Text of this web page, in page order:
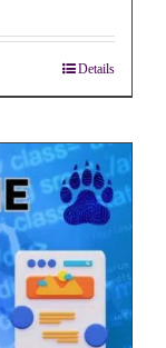
Details